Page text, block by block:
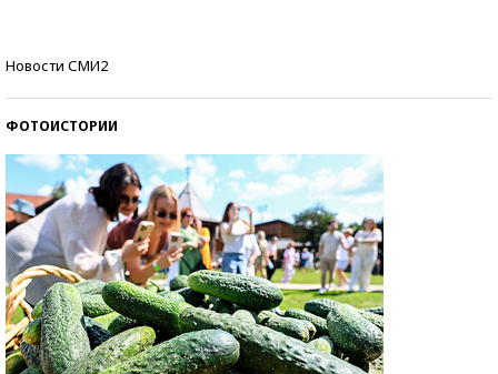
Новости СМИ2
ФОТОИСТОРИИ